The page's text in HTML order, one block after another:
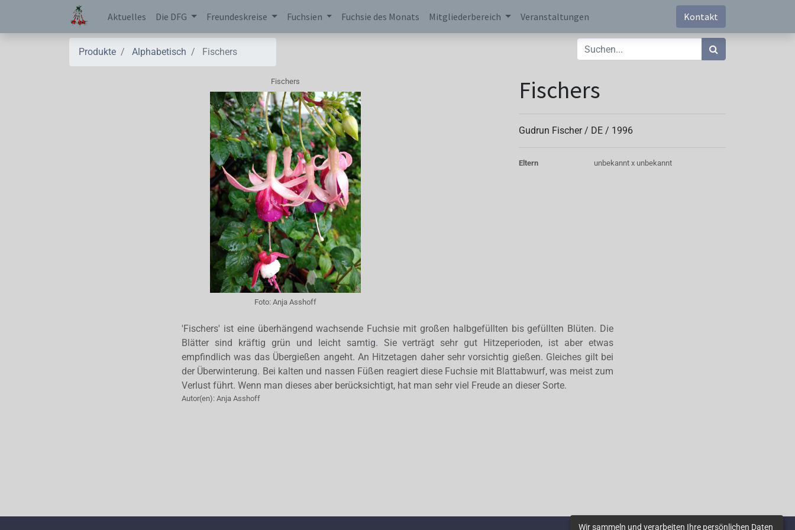
Aktuelles Die DFG Freundeskreise Fuchsien Fuchsie des Monats Mitgliederbereich Veranstaltungen Kontakt
Produkte Alphabetisch Fischers
Fischers
Foto: Anja Asshoff
Fischers
Gudrun Fischer / DE / 1996
Eltern unbekannt x unbekannt
'Fischers' ist eine überhängend wachsende Fuchsie mit großen halbgefüllten bis gefüllten Blüten. Die
Blätter sind kräftig grün und leicht samtig. Sie verträgt sehr gut Hitzeperioden, ist aber etwas
empfindlich was das Übergießen angeht. An Hitzetagen daher sehr vorsichtig gießen. Gleiches gilt bei
der Überwinterung. Bei kalten und nassen Füßen reagiert diese Fuchsie mit Blattabwurf, was meist zum
Verlust führt. Wenn man dieses aber berücksichtigt, hat man sehr viel Freude an dieser Sorte.
Autor(en): Anja Asshoff
Wir sammeln und verarbeiten Ihre persönlichen Daten